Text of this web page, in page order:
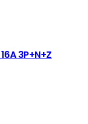
3P+N+Z